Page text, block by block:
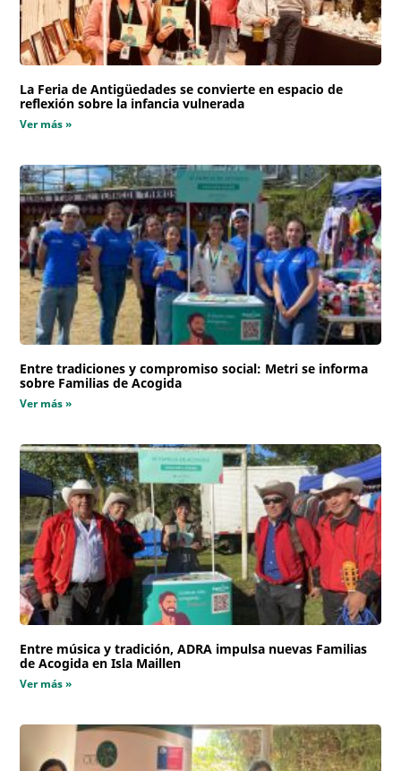
La Feria de Antigüedades se convierte en espacio de
reflexión sobre la infancia vulnerada
Ver más »
Entre tradiciones y compromiso social: Metri se informa
sobre Familias de Acogida
Ver más »
Entre música y tradición, ADRA impulsa nuevas Familias
de Acogida en Isla Maillen
Ver más »